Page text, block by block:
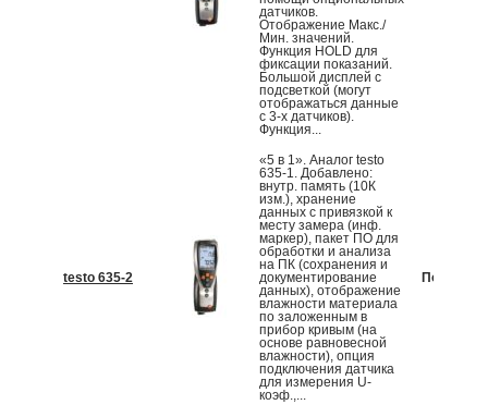
датчиков.
Отображение Макс./
Мин. значений.
Функция HOLD для
фиксации показаний.
Большой дисплей с
подсветкой (могут
отображаться данные
с 3-х датчиков).
Функция...
testo 635-2
«5 в 1». Аналог testo
635-1. Добавлено:
внутр. память (10К
изм.), хранение
данных с привязкой к
месту замера (инф.
маркер), пакет ПО для
обработки и анализа
на ПК (сохранения и
документирование
данных), отображение
влажности материала
по заложенным в
прибор кривым (на
основе равновесной
влажности), опция
подключения датчика
для измерения U-
коэф.,...
По